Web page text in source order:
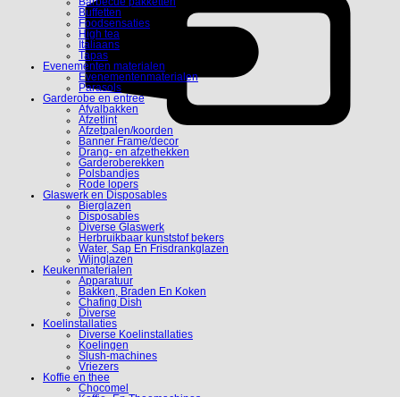
Buffetten
Foodsensaties
High tea
Italiaans
Tapas
Evenementen materialen
Evenementenmaterialen
Parasols
Garderobe en entree
Afvalbakken
Afzetlint
Afzetpalen/koorden
Banner Frame/decor
Drang- en afzethekken
Garderoberekken
Polsbandjes
Rode lopers
Glaswerk en Disposables
Bierglazen
Disposables
Diverse Glaswerk
Herbruikbaar kunststof bekers
Water, Sap En Frisdrankglazen
Wijnglazen
Keukenmaterialen
Apparatuur
Bakken, Braden En Koken
Chafing Dish
Diverse
Koelinstallaties
Diverse Koelinstallaties
Koelingen
Slush-machines
Vriezers
Koffie en thee
Chocomel